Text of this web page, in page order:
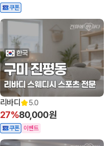
쿠폰
리바디 5.0
27%80,000원
쿠폰 이벤트